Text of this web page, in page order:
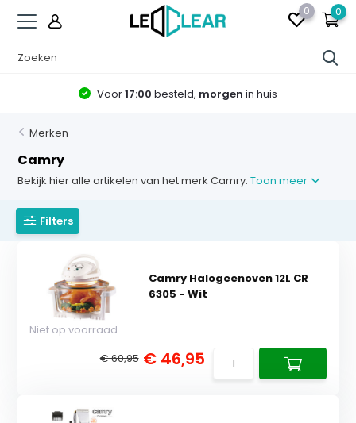
0 0
Voor17:00 besteld, morgen in huis
Merken
Camry
Bekijk hier alle artikelen van het merk Camry.Toon meer
Filters
Camry Halogeenoven 12L CR
6305 - Wit
Niet op voorraad
€ 60,95 € 46,95